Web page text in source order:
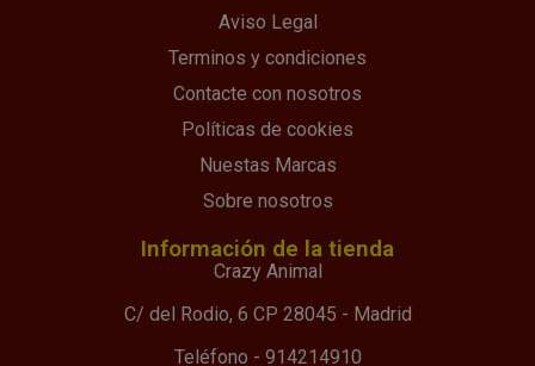
Aviso Legal
Terminos y condiciones
Contacte con nosotros
Políticas de cookies
Nuestas Marcas
Sobre nosotros
Información de la tienda
Crazy Animal
C/ del Rodio, 6 CP 28045 - Madrid
Teléfono - 914214910